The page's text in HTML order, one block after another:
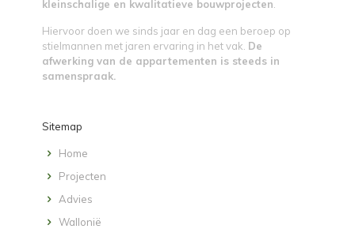
kleinschalige en kwalitatieve bouwprojecten
Hiervoor doen we sinds jaar en dag een beroep op
stielmannen met jaren ervaring in het vak. De
afwerking van de appartementen is steeds in
samenspraak.
Sitemap
Home
Projecten
Advies
Wallonië